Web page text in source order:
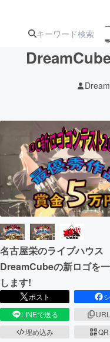
アート・写真
テクノロジー
ビジネス・起業
CAMPFIRE for
CAMPFIREふる
名古屋栄のライブハウス
DreamCubeの新ロゴを
します!
ポスト
LINEで送る
埋め込み